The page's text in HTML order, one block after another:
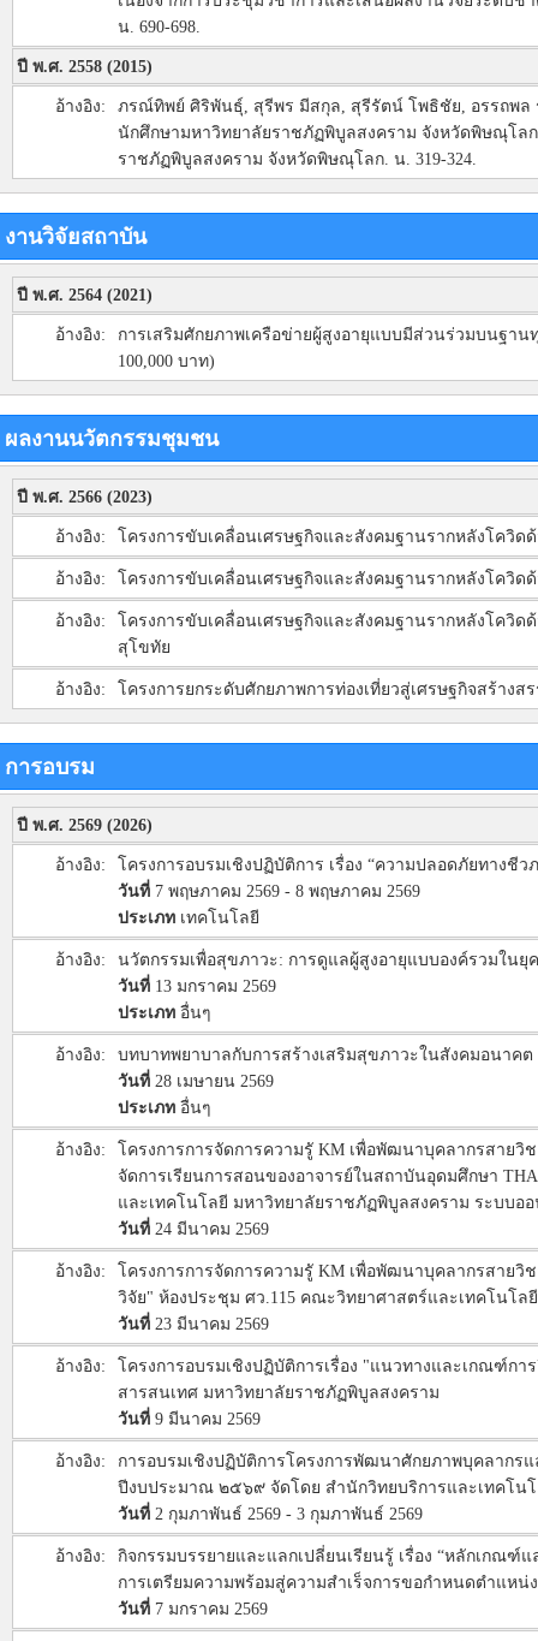
น. 690-698.
ปี พ.ศ. 2558 (2015)
อ้างอิง:
ภรณ์ทิพย์ ศิริพันธุ์, สุรีพร มีสกุล, สุรีรัตน์ โพธิชัย, อรรถพล
นักศึกษามหาวิทยาลัยราชภัฏพิบูลสงคราม จังหวัดพิษณุโลก
ราชภัฏพิบูลสงคราม จังหวัดพิษณุโลก. น. 319-324.
งานวิจัยสถาบัน
ปี พ.ศ. 2564 (2021)
อ้างอิง:
การเสริมศักยภาพเครือข่ายผู้สูงอายุแบบมีส่วนร่วมบนฐ
100,000 บาท)
ผลงานนวัตกรรมชุมชน
ปี พ.ศ. 2566 (2023)
อ้างอิง: โครงการขับเคลื่อนเศรษฐกิจและสังคมฐานรากหลังโควิ
อ้างอิง: โครงการขับเคลื่อนเศรษฐกิจและสังคมฐานรากหลังโควิด
อ้างอิง:
โครงการขับเคลื่อนเศรษฐกิจและสังคมฐานรากหลังโควิ
สุโขทัย
อ้างอิง: โครงการยกระดับศักยภาพการท่องเที่ยวสู่เศรษฐกิจสร้า
การอบรม
ปี พ.ศ. 2569 (2026)
อ้างอิง:
โครงการอบรมเชิงปฏิบัติการ เรื่อง “ความปลอดภัยทางชี
วันที่ 7 พฤษภาคม 2569 - 8 พฤษภาคม 2569
ประเภท เทคโนโลยี
อ้างอิง:
นวัตกรรมเพื่อสุขภาวะ: การดูแลผู้สูงอายุแบบองค์รวมในยุ
วันที่ 13 มกราคม 2569
ประเภท อื่นๆ
อ้างอิง:
บทบาทพยาบาลกับการสร้างเสริมสุขภาวะในสังคมอนาค
วันที่ 28 เมษายน 2569
ประเภท อื่นๆ
อ้างอิง:
โครงการการจัดการความรูั KM เพื่อพัฒนาบุคลากรสาย
จัดการเรียนการสอนของอาจารย์ในสถาบันอุดมศึกษา
และเทคโนโลยี มหาวิทยาลัยราชภัฏพิบูลสงคราม ระบบอ
วันที่ 24 มีนาคม 2569
อ้างอิง:
โครงการการจัดการความรูั KM เพื่อพัฒนาบุคลากรสาย
วิจัย" ห้องประชุม ศว.115 คณะวิทยาศาสตร์และเทคโนโ
วันที่ 23 มีนาคม 2569
อ้างอิง:
โครงการอบรมเชิงปฏิบัติการเรื่อง "แนวทางและเกณฑ์ก
สารสนเทศ มหาวิทยาลัยราชภัฏพิบูลสงคราม
วันที่ 9 มีนาคม 2569
อ้างอิง:
การอบรมเชิงปฏิบัติการโครงการพัฒนาศักยภาพบุคลากร
ปีงบประมาณ ๒๕๖๙ จัดโดย สำนักวิทยบริการและเทคโน
วันที่ 2 กุมภาพันธ์ 2569 - 3 กุมภาพันธ์ 2569
อ้างอิง:
กิจกรรมบรรยายและแลกเปลี่ยนเรียนรู้ เรื่อง “หลักเกณ
การเตรียมความพร้อมสู่ความสำเร็จการขอกำหนดตำแห
วันที่ 7 มกราคม 2569